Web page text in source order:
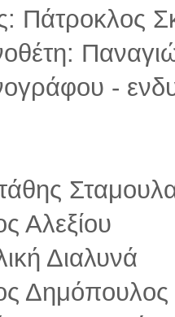
Πάτροκλος
-
Αλεξίου
Διαλυνά
Δημόπουλος